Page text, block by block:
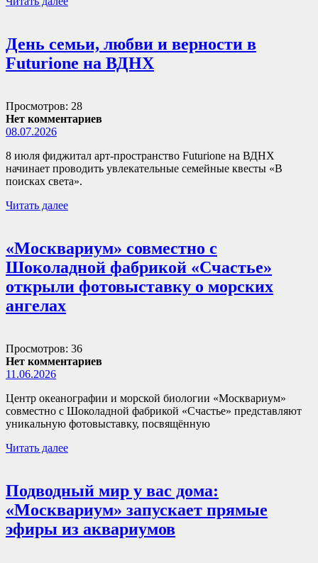
День семьи, любви и верности в
Futurione на ВДНХ
Просмотров: 28
Нет комментариев
08.07.2026
8 июля фиджитал арт-пространство Futurione на ВДНХ
начинает проводить увлекательные семейные квесты «В
поисках света».
Читать далее
«Москвариум» совместно с
Шоколадной фабрикой «Счастье»
открыли фотовыставку о морских
ангелах
Просмотров: 36
Нет комментариев
11.06.2026
Центр океанографии и морской биологии «Москвариум»
совместно с Шоколадной фабрикой «Счастье» представляют
уникальную фотовыставку, посвящённую
Читать далее
Подводный мир у вас дома:
«Москвариум» запускает прямые
эфиры из аквариумов